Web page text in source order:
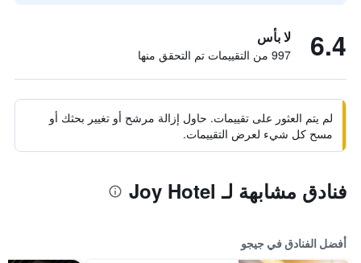
6.4 لا بأس
997 من التقييمات تم التحقق منها
لم يتم العثور على تقييمات. حاول إزالة مرشح أو تغيير بحثك أو
مسح كل شيء لعرض التقييمات.
فنادق مشابهة لـ Joy Hotel
أفضل الفنادق في جيجو